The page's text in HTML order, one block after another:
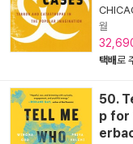
월
택배로
50.
p for